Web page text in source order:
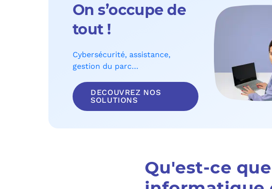
On s’occupe de
tout !
Cybersécurité, assistance,
gestion du parc…
DECOUVREZ NOS
SOLUTIONS
Qu'est-ce